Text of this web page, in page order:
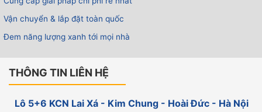
Vận chuyển & lắp đặt toàn quốc
Đem năng lượng xanh tới mọi nhà
THÔNG TIN LIÊN HỆ
Lô 5+6 KCN Lai Xá - Kim Chung - Hoài Đức - Hà Nội